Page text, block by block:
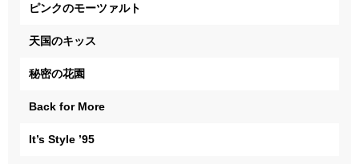
ピンクのモーツァルト
天国のキッス
秘密の花園
Back for More
It’s Style ’95